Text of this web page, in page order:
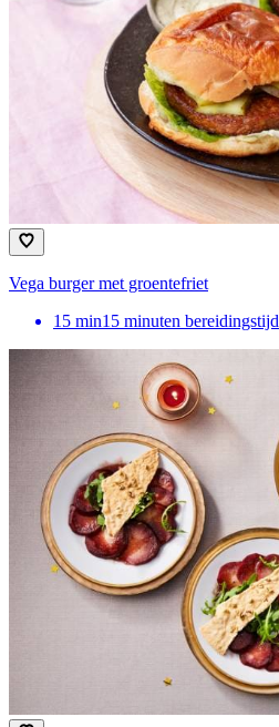
Vega burger met groentefriet
15 min15 minuten bereidingstijd